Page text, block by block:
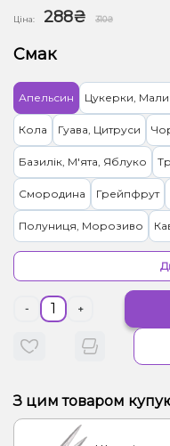
Ціна: 288₴ 310₴
Смак
Апельсин Цукерки,
Кола Гуава, Цитруси
Базилік, М'ята, Яблуко
Смородина Грейпфрут
Полуниця, Морозиво
Маракуя
Цукерки, Мультифрукт
Морозиво, Папайя
Вишня/Черешня, Йогурт,
- +
З цим товаром